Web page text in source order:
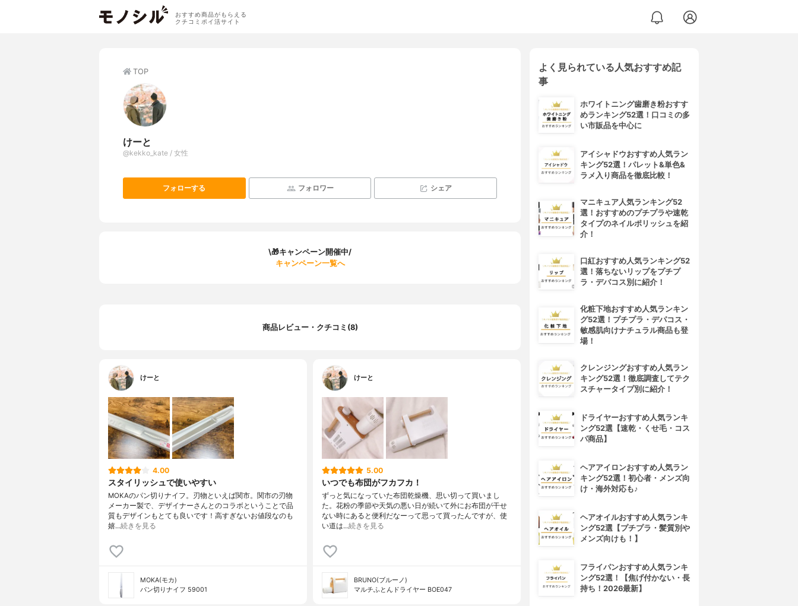
おすすめ商品がもらえる
クチコミポイ活サイト
TOP
けーと
@kekko_kate / 女性
フォローする フォロワー シェア
\🎁キャンペーン開催中/
キャンペーン一覧へ
商品レビュー・クチコミ(8)
けーと
4.00
スタイリッシュで使いやすい
MOKAのパン切りナイフ。刃物といえば関市。関市の刃物
メーカー製で、デザイナーさんとのコラボということで品
質もデザインもとても良いです！高すぎないお値段なのも
嬉…続きを見る
MOKA(モカ)
パン切りナイフ 59001
けーと
5.00
いつでも布団がフカフカ！
ずっと気になっていた布団乾燥機、思い切って買いまし
た。花粉の季節や天気の悪い日が続いて外にお布団が干せ
ない時にあると便利だなーって思って買ったんですが、使
い道は…続きを見る
BRUNO(ブルーノ)
マルチふとんドライヤー BOE047
よく見られている人気おすすめ記
事
ホワイトニング歯磨き粉おすす
めランキング52選！口コミの多
い市販品を中心に
アイシャドウおすすめ人気ラン
キング52選！パレット&単色&
ラメ入り商品を徹底比較！
マニキュア人気ランキング52
選！おすすめのプチプラや速乾
タイプのネイルポリッシュを紹
介！
口紅おすすめ人気ランキング52
選！落ちないリップをプチプ
ラ・デパコス別に紹介！
化粧下地おすすめ人気ランキン
グ52選！プチプラ・デパコス・
敏感肌向けナチュラル商品も登
場！
クレンジングおすすめ人気ラン
キング52選！徹底調査してテク
スチャータイプ別に紹介！
ドライヤーおすすめ人気ランキ
ング52選【速乾・くせ毛・コス
パ商品】
ヘアアイロンおすすめ人気ラン
キング52選！初心者・メンズ向
け・海外対応も♪
ヘアオイルおすすめ人気ランキ
ング52選【プチプラ・髪質別や
メンズ向けも！】
フライパンおすすめ人気ランキ
ング52選！【焦げ付かない・長
持ち！2026最新】